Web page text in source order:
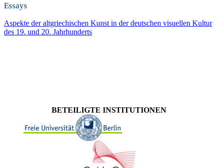
Essays
Aspekte der altgriechischen Kunst in der deutschen visuellen Kultur
des 19. und 20. Jahrhunderts
BETEILIGTE INSTITUTIONEN